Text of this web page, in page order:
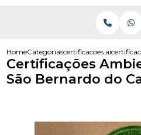
HomeCategoriascertificacoes
Certificações
São Bernardo do